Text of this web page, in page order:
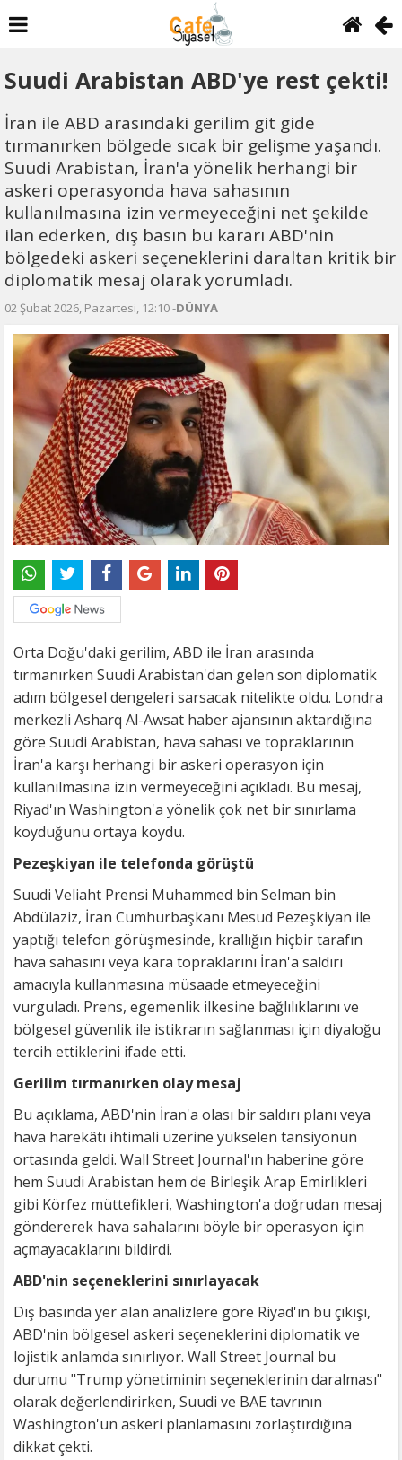
Suudi Arabistan ABD'ye rest çekti!
İran ile ABD arasındaki gerilim git gide
tırmanırken bölgede sıcak bir gelişme yaşandı.
Suudi Arabistan, İran'a yönelik herhangi bir
askeri operasyonda hava sahasının
kullanılmasına izin vermeyeceğini net şekilde
ilan ederken, dış basın bu kararı ABD'nin
bölgedeki askeri seçeneklerini daraltan kritik bir
diplomatik mesaj olarak yorumladı.
02 Şubat 2026, Pazartesi, 12:10 -DÜNYA
Orta Doğu'daki gerilim, ABD ile İran arasında
tırmanırken Suudi Arabistan'dan gelen son diplomatik
adım bölgesel dengeleri sarsacak nitelikte oldu. Londra
merkezli Asharq Al-Awsat haber ajansının aktardığına
göre Suudi Arabistan, hava sahası ve topraklarının
İran'a karşı herhangi bir askeri operasyon için
kullanılmasına izin vermeyeceğini açıkladı. Bu mesaj,
Riyad'ın Washington'a yönelik çok net bir sınırlama
koyduğunu ortaya koydu.
Pezeşkiyan ile telefonda görüştü
Suudi Veliaht Prensi Muhammed bin Selman bin
Abdülaziz, İran Cumhurbaşkanı Mesud Pezeşkiyan ile
yaptığı telefon görüşmesinde, krallığın hiçbir tarafın
hava sahasını veya kara topraklarını İran'a saldırı
amacıyla kullanmasına müsaade etmeyeceğini
vurguladı. Prens, egemenlik ilkesine bağlılıklarını ve
bölgesel güvenlik ile istikrarın sağlanması için diyaloğu
tercih ettiklerini ifade etti.
Gerilim tırmanırken olay mesaj
Bu açıklama, ABD'nin İran'a olası bir saldırı planı veya
hava harekâtı ihtimali üzerine yükselen tansiyonun
ortasında geldi. Wall Street Journal'ın haberine göre
hem Suudi Arabistan hem de Birleşik Arap Emirlikleri
gibi Körfez müttefikleri, Washington'a doğrudan mesaj
göndererek hava sahalarını böyle bir operasyon için
açmayacaklarını bildirdi.
ABD'nin seçeneklerini sınırlayacak
Dış basında yer alan analizlere göre Riyad'ın bu çıkışı,
ABD'nin bölgesel askeri seçeneklerini diplomatik ve
lojistik anlamda sınırlıyor. Wall Street Journal bu
durumu "Trump yönetiminin seçeneklerinin daralması"
olarak değerlendirirken, Suudi ve BAE tavrının
Washington'un askeri planlamasını zorlaştırdığına
dikkat çekti.